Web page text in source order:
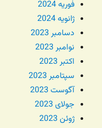
فوریه 2024
ژانویه 2024
دسامبر 2023
نوامبر 2023
اکتبر 2023
سپتامبر 2023
آگوست 2023
جولای 2023
ژوئن 2023